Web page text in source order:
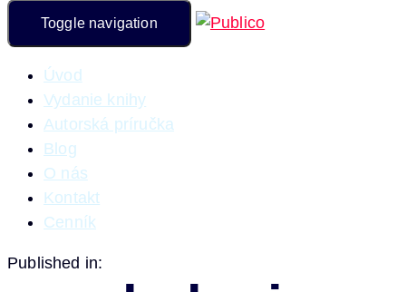
Toggle navigation
Úvod
Vydanie knihy
Autorská príručka
Blog
O nás
Kontakt
Cenník
Published in: